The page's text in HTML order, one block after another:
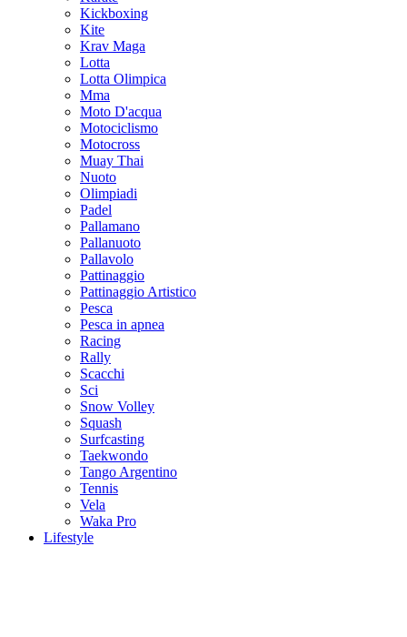
Kickboxing
Kite
Krav Maga
Lotta
Lotta Olimpica
Mma
Moto D'acqua
Motociclismo
Motocross
Muay Thai
Nuoto
Olimpiadi
Padel
Pallamano
Pallanuoto
Pallavolo
Pattinaggio
Pattinaggio Artistico
Pesca
Pesca in apnea
Racing
Rally
Scacchi
Sci
Snow Volley
Squash
Surfcasting
Taekwondo
Tango Argentino
Tennis
Vela
Waka Pro
Lifestyle